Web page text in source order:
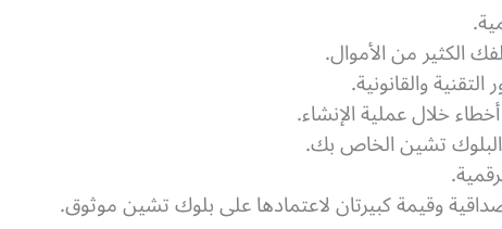
الكثير من الأموال.
والقانونية.
خلال عملية الإنشاء.
البلوك تشين الخاص بك.
وقيمة كبيرتان لاعتمادها على بلوك تشين موثوق.